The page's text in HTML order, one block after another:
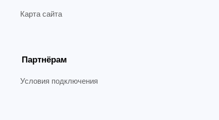
Карта сайта
Партнёрам
Условия подключения